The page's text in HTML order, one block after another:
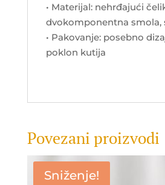
• Materijal: nehrđajući
dvokomponentna smola,
• Pakovanje: posebno
poklon kutija
Povezani proizvodi
Sniženje!